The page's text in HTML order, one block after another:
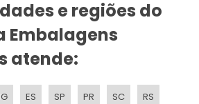
e regiões do
Embalagens
atende:
ES SP PR SC
RS